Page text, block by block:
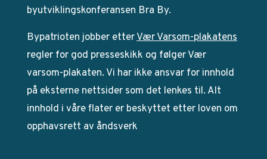
byutviklingskonferansen Bra By.
Bypatrioten jobber etterVær Varsom-plakatens
regler for god presseskikk og følger Vær
varsom-plakaten. Vi har ikke ansvar for innhold
på eksterne nettsider som det lenkes til. Alt
innhold i våre flater er beskyttet etter loven om
opphavsrett av åndsverk